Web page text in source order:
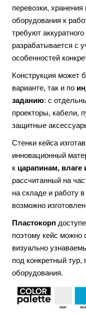
перевозки, хранения
оборудования к
требуют
разрабатывается с
особенностей
Конструкция может
варианте, так и по
заданию: с
проекторы, кабели,
защитные
Стенки кейса
инновационный
к царапинам, влаге
рассчитанный на
на складе и работу
возможно
Пластокорп
поэтому кейс можно
визуально
под конкретный тур,
оборудования.